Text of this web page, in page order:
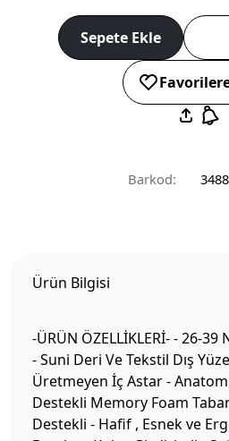
Sepete Ekle
Barkod:
Ürün Bilgisi
-ÜRÜN ÖZELLİKLERİ- - 26-39
- Suni Deri Ve Tekstil Dış
Üretmeyen İç Astar -
Destekli Memory Foam
Destekli - Hafif , Esnek ve